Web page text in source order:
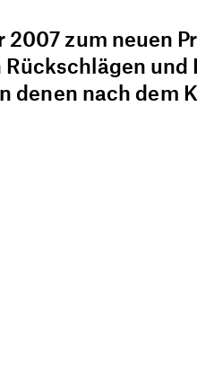
2007 zum neuen
und
denen nach dem